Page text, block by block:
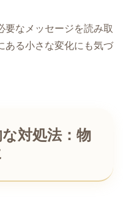
要なメッセージを読み取
ある小さな変化にも気づ
対処法：物